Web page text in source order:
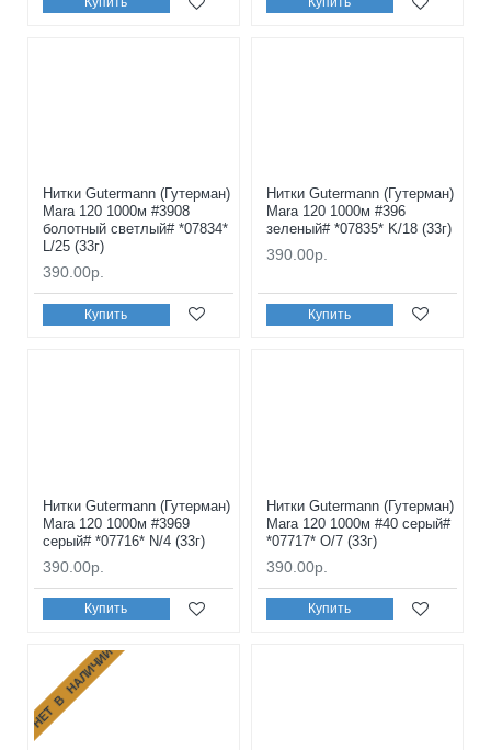
Нитки Gutermann (Гутерман)
Mara 120 1000м #3908
болотный светлый# *07834*
L/25 (33г)
390.00р.
Купить
Нитки Gutermann (Гутерман)
Mara 120 1000м #396
зеленый# *07835* K/18 (33г)
390.00р.
Купить
Нитки Gutermann (Гутерман)
Mara 120 1000м #3969
серый# *07716* N/4 (33г)
390.00р.
Купить
Нитки Gutermann (Гутерман)
Mara 120 1000м #40 серый#
*07717* O/7 (33г)
390.00р.
Купить
НЕТ В НАЛИЧИИ